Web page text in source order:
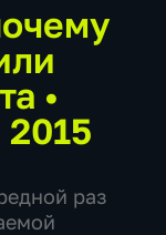
•
раз